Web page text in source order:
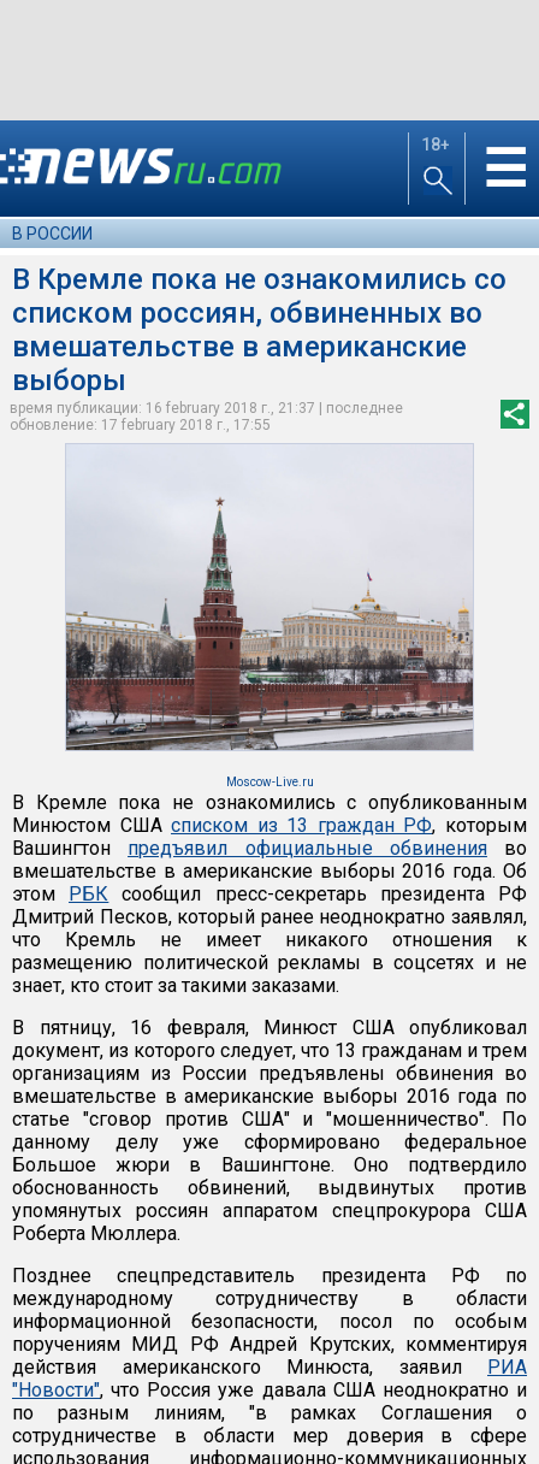
18+ ☰
В РОССИИ
В Кремле пока не ознакомились со
списком россиян, обвиненных во
вмешательстве в американские
выборы
время публикации: 16 february 2018 г., 21:37 | последнее
обновление: 17 february 2018 г., 17:55
Moscow-Live.ru
В Кремле пока не ознакомились с опубликованным
Минюстом СШАсписком из 13 граждан РФ, которым
Вашингтон предъявил официальные обвиненияво
вмешательстве в американские выборы 2016 года. Об
этом РБК сообщил пресс-секретарь президента РФ
Дмитрий Песков, который ранее неоднократно заявлял,
что Кремль не имеет никакого отношения к
размещению политической рекламы в соцсетях и не
знает, кто стоит за такими заказами.
В пятницу, 16 февраля, Минюст США опубликовал
документ, из которого следует, что 13 гражданам и трем
организациям из России предъявлены обвинения во
вмешательстве в американские выборы 2016 года по
статье "сговор против США" и "мошенничество". По
данному делу уже сформировано федеральное
Большое жюри в Вашингтоне. Оно подтвердило
обоснованность обвинений, выдвинутых против
упомянутых россиян аппаратом спецпрокурора США
Роберта Мюллера.
Позднее спецпредставитель президента РФ по
международному сотрудничеству в области
информационной безопасности, посол по особым
поручениям МИД РФ Андрей Крутских, комментируя
действия американского Минюста, заявил РИА
"Новости", что Россия уже давала США неоднократно и
по разным линиям, "в рамках Соглашения о
сотрудничестве в области мер доверия в сфере
использования информационно-коммуникационных